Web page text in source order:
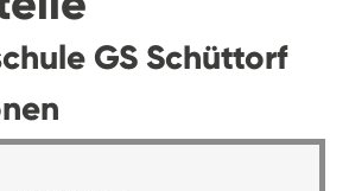
GS Schüttorf